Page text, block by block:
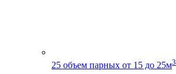
25 объем парных от 15 до 25м3